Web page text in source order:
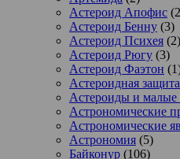
Астероид Апофис
Астероид Бенну (3)
Астероид Психея (2)
Астероид Рюгу (3)
Астероид Фаэтон
Астероидная защита
Астероиды и малые
Астрономические
Астрономические
Астрономия (5)
Байконур (106)